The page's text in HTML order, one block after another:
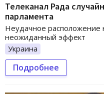
Телеканал Рада
парламента
Неудачное расположение
неожиданный эффект
Украина
Подробнее